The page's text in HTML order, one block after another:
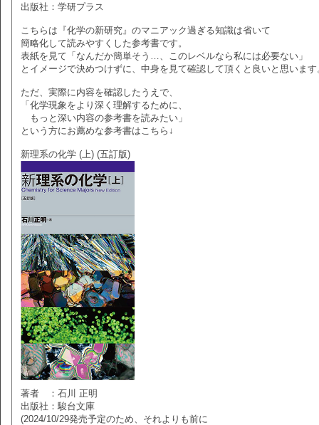
出版社：学研プラス
こちらは『化学の新研究』のマニアック過ぎる知識は省いて
簡略化して読みやすくした参考書です。
表紙を見て「なんだか簡単そう…、このレベルなら私には必要ない」
とイメージで決めつけずに、中身を見て確認して頂くと良いと思います
ただ、実際に内容を確認したうえで、
「化学現象をより深く理解するために、
もっと深い内容の参考書を読みたい」
という方にお薦めな参考書はこちら↓
新理系の化学 (上) (五訂版)
著者 ：石川 正明
出版社：駿台文庫
(2024/10/29発売予定のため、それよりも前に